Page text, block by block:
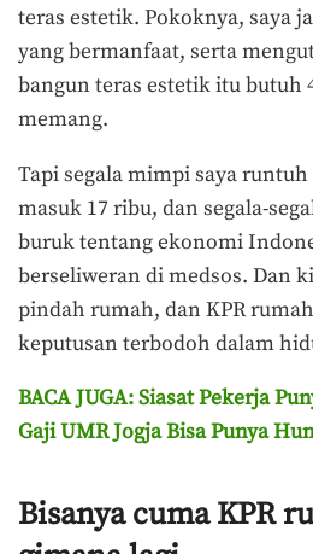
teras estetik. Pokoknya, saya
yang bermanfaat, serta
bangun teras estetik itu butuh
memang.
Tapi segala mimpi saya
masuk 17 ribu, dan segala-
buruk tentang ekonomi
berseliweran di medsos. Dan
pindah rumah, dan KPR
keputusan terbodoh dalam
BACA JUGA: Siasat Pekerja
Gaji UMR Jogja Bisa Punya
Bisanya cuma KPR